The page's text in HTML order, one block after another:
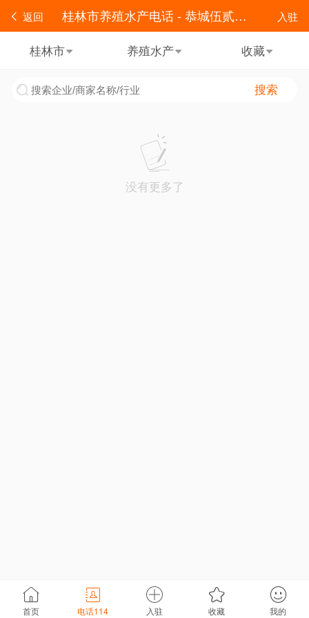
返回 入驻
桂林市养殖水产电话 - 恭城伍贰零便民
桂林市 养殖水产 收藏
搜索
没有更多了
首页 电话114 入驻 收藏 我的